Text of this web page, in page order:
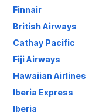
Finnair
British Airways
Cathay Pacific
Fiji Airways
Hawaiian Airlines
Iberia Express
Iberia